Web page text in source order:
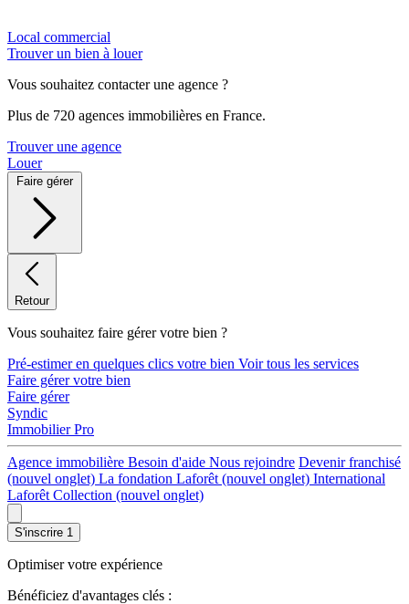
Local commercial
Trouver un bien à louer
Vous souhaitez contacter une agence ?
Plus de 720 agences immobilières en France.
Trouver une agence
Louer
Faire gérer
Retour
Vous souhaitez faire gérer votre bien ?
Pré-estimer en quelques clics votre bien Voir tous les services
Faire gérer votre bien
Faire gérer
Syndic
Immobilier Pro
Agence immobilière Besoin d'aide Nous rejoindre Devenir franchisé
(nouvel onglet) La fondation Laforêt (nouvel onglet) International
Laforêt Collection (nouvel onglet)
S'inscrire 1
Optimiser votre expérience
Bénéficiez d'avantages clés :